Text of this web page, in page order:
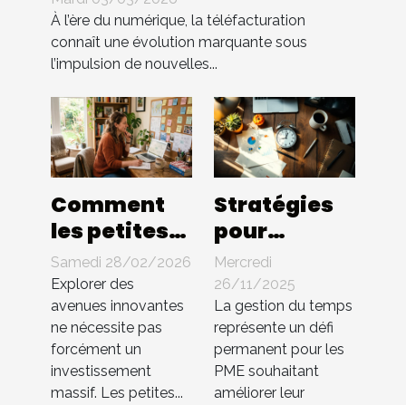
changements ?
À l’ère du numérique, la téléfacturation
connaît une évolution marquante sous
l’impulsion de nouvelles...
Comment
les petites
entreprises
peuvent-
elles
innover
sans gros
budget ?
Samedi 28/02/2026
Explorer des
avenues innovantes
ne nécessite pas
forcément un
investissement
massif. Les petites...
Stratégies
pour
optimiser la
gestion du
temps au
sein des PME
Mercredi
26/11/2025
La gestion du temps
représente un défi
permanent pour les
PME souhaitant
améliorer leur